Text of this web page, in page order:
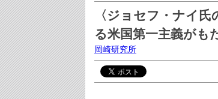
〈ジョセフ・ナイ
る米国第一主義がも
岡崎研究所